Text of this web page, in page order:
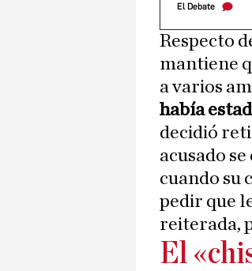
El Debate
Respecto
mantiene
a varios
había
decidió
acusado
cuando su
pedir que
reiterada,
El